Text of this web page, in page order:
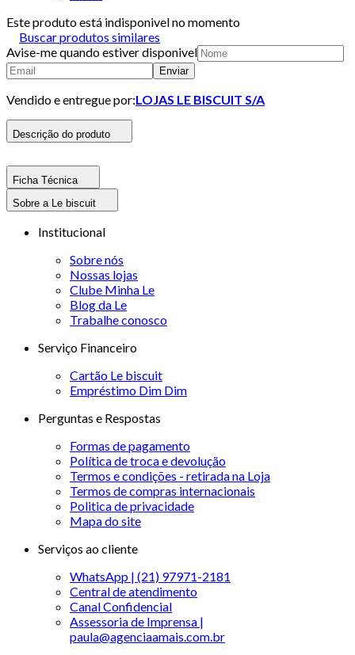
Este produto está indisponivel no momento
Buscar produtos similares
Avise-me quando estiver disponivel
Enviar
Vendido e entregue por:LOJAS LE BISCUIT S/A
Descrição do produto
Ficha Técnica
Sobre a Le biscuit
Institucional
Sobre nós
Nossas lojas
Clube Minha Le
Blog da Le
Trabalhe conosco
Serviço Financeiro
Cartão Le biscuit
Empréstimo Dim Dim
Perguntas e Respostas
Formas de pagamento
Política de troca e devolução
Termos e condições - retirada na Loja
Termos de compras internacionais
Politica de privacidade
Mapa do site
Serviços ao cliente
WhatsApp | (21) 97971-2181
Central de atendimento
Canal Confidencial
Assessoria de Imprensa |
paula@agenciaamais.com.br